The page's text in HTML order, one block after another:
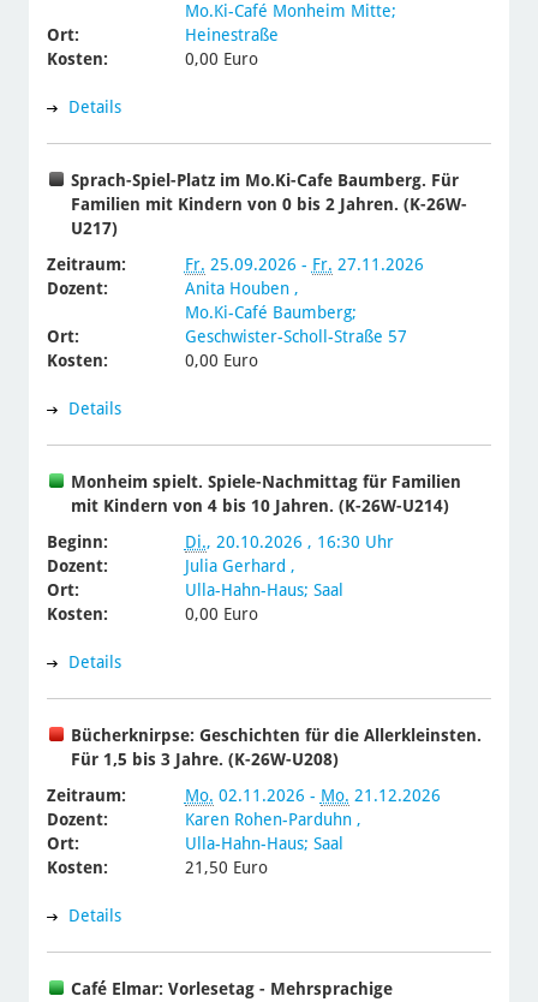
Ort:
Mo.Ki-Café Monheim Mitte;
Heinestraße
Kosten:
0,00 Euro
Details
Sprach-Spiel-Platz im Mo.Ki-Cafe Baumberg. Für
Familien mit Kindern von 0 bis 2 Jahren. (K-26W-
U217)
Zeitraum:
Fr. 25.09.2026 - Fr. 27.11.2026
Dozent:
Anita Houben ,
Ort:
Mo.Ki-Café Baumberg;
Geschwister-Scholl-Straße 57
Kosten:
0,00 Euro
Details
Monheim spielt. Spiele-Nachmittag für Familien
mit Kindern von 4 bis 10 Jahren. (K-26W-U214)
Beginn:
Di., 20.10.2026 , 16:30 Uhr
Dozent:
Julia Gerhard ,
Ort:
Ulla-Hahn-Haus; Saal
Kosten:
0,00 Euro
Details
Bücherknirpse: Geschichten für die Allerkleinsten.
Für 1,5 bis 3 Jahre. (K-26W-U208)
Zeitraum:
Mo. 02.11.2026 - Mo. 21.12.2026
Dozent:
Karen Rohen-Parduhn ,
Ort:
Ulla-Hahn-Haus; Saal
Kosten:
21,50 Euro
Details
Café Elmar: Vorlesetag - Mehrsprachige